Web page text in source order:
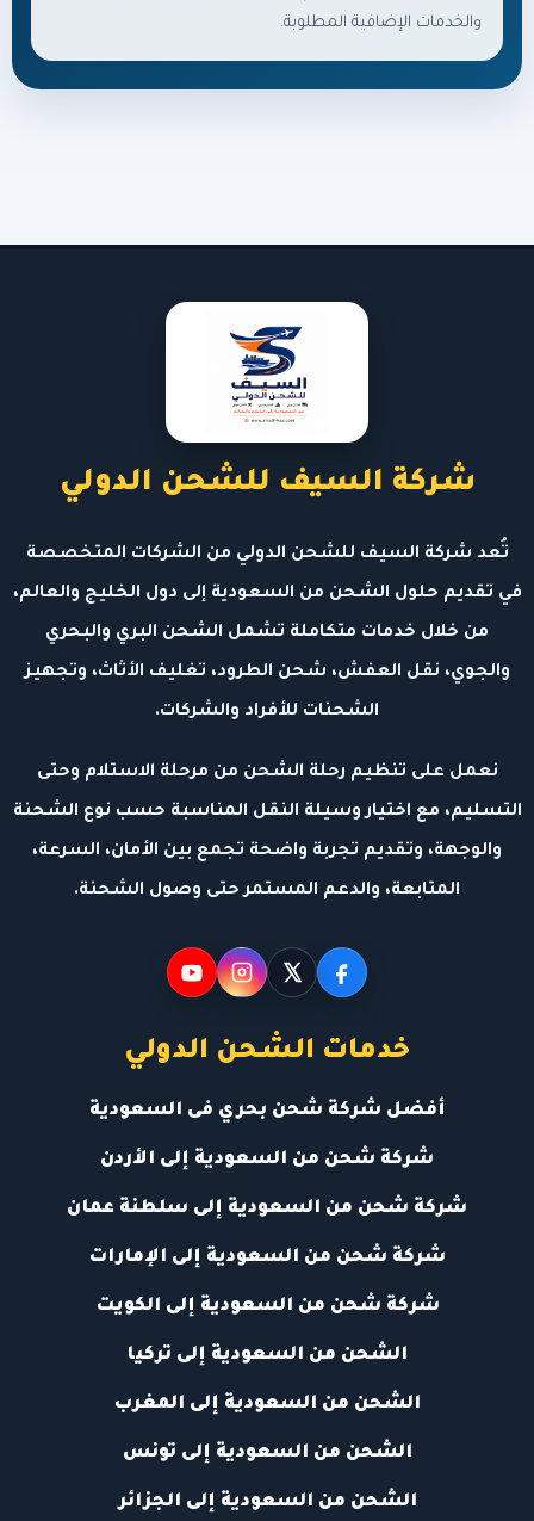
والخدمات الإضافية المطلوبة.
شركة السيف للشحن الدولي
تُعد شركة السيف للشحن الدولي من الشركات المتخصصة
في تقديم حلول الشحن من السعودية إلى دول الخليج والعالم،
من خلال خدمات متكاملة تشمل الشحن البري والبحري
والجوي، نقل العفش، شحن الطرود، تغليف الأثاث، وتجهيز
الشحنات للأفراد والشركات.
نعمل على تنظيم رحلة الشحن من مرحلة الاستلام وحتى
التسليم، مع اختيار وسيلة النقل المناسبة حسب نوع الشحنة
والوجهة، وتقديم تجربة واضحة تجمع بين الأمان، السرعة،
المتابعة، والدعم المستمر حتى وصول الشحنة.
خدمات الشحن الدولي
أفضل شركة شحن بحري فى السعودية
شركة شحن من السعودية إلى الأردن
شركة شحن من السعودية إلى سلطنة عمان
شركة شحن من السعودية إلى الإمارات
شركة شحن من السعودية إلى الكويت
الشحن من السعودية إلى تركيا
الشحن من السعودية إلى المغرب
الشحن من السعودية إلى تونس
الشحن من السعودية إلى الجزائر